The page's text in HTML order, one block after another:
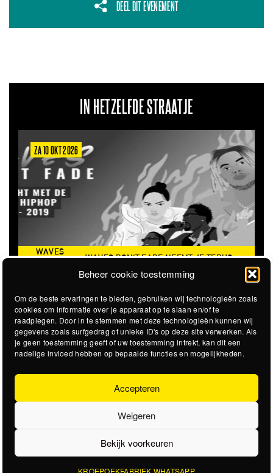
Beheer cookie toestemming
Om de beste ervaringen te bieden, gebruiken wij technologieën zoals
cookies om informatie over je apparaat op te slaan en/of te
raadplegen. Door in te stemmen met deze technologieën kunnen wij
gegevens zoals surfgedrag of unieke ID's op deze site verwerken. Als
je geen toestemming geeft of uw toestemming intrekt, kan dit een
nadelige invloed hebben op bepaalde functies en mogelijkheden.
Accepteren
Weigeren
Bekijk voorkeuren
KROEPOEKFABRIEK WHATSAPP
DEEL DIT EVENEMENT
IN HETZELFDE STRAATJE
ZA 10 OKT 2026
WAVES
WAVES DON'T FADE NEEMT JE TERUG
NAAR DE ICONISCHE ZOMER VAN 2016